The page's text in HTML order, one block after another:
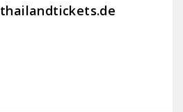
thailandtickets.de